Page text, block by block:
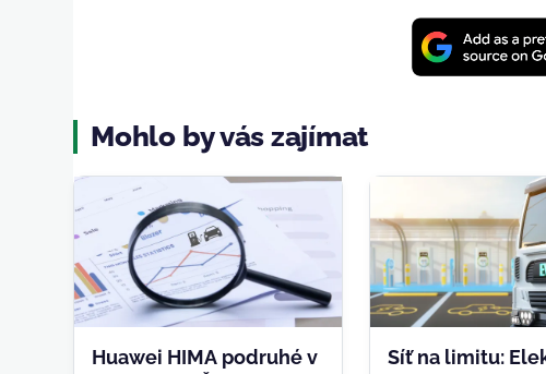
Mohlo by vás zajímat
Huawei HIMA podruhé v
Síť na limitu: